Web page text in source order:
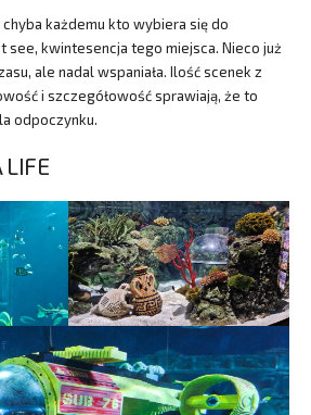
każdemu kto wybiera się do
see, kwintesencja tego miejsca. Nieco już
ale nadal wspaniała. Ilość scenek z
i szczegółowość sprawiają, że to
odpoczynku.